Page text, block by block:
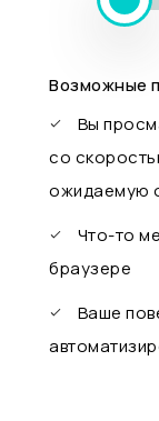
Возможные
Вы
со
ожидаемую
Что-то
браузере
Ваше